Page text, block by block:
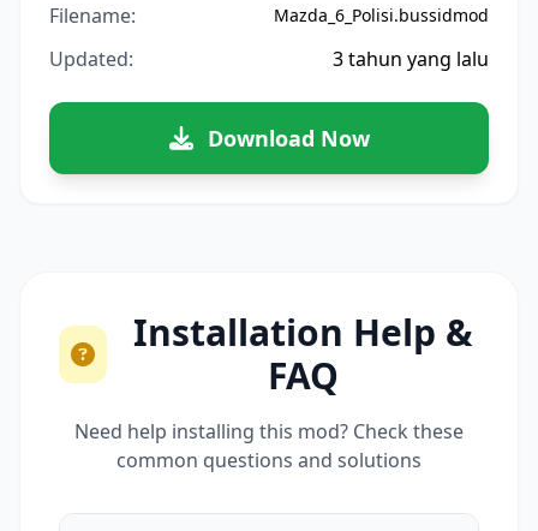
Filename:
Mazda_6_Polisi.bussidmod
Updated: 3 tahun yang lalu
Download Now
Installation Help &
FAQ
Need help installing this mod? Check these
common questions and solutions